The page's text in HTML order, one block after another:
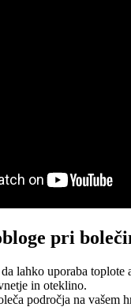
pri
lahko uporaba
in oteklino.
področja na